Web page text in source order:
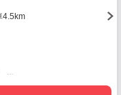
4.5km
…